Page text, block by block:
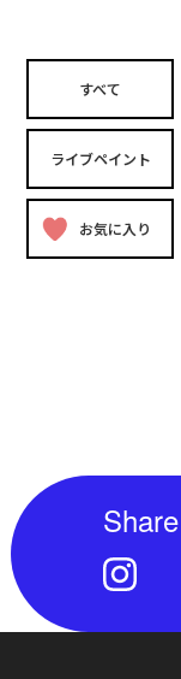
すべて
ライブペイント
お気に入り
Share